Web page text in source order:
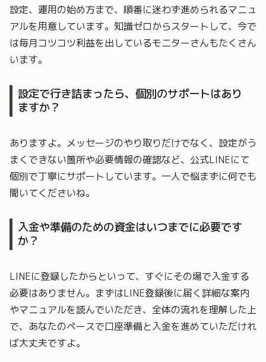
設定、運用の始め方まで、順番に迷わず進められるマニュ
アルを用意しています。知識ゼロからスタートして、今で
は毎月コツコツ利益を出しているモニターさんもたくさん
います。
設定で行き詰まったら、個別のサポートはあり
ますか？
ありますよ。メッセージのやり取りだけでなく、設定がう
まくできない箇所や必要情報の確認など、公式LINEにて
個別で丁寧にサポートしています。一人で悩まずに何でも
聞いてくださいね。
入金や準備のための資金はいつまでに必要です
か？
LINEに登録したからといって、すぐにその場で入金する
必要はありません。まずはLINE登録後に届く詳細な案内
やマニュアルを読んでいただき、全体の流れを理解した上
で、あなたのペースで口座準備と入金を進めていただけれ
ば大丈夫ですよ。